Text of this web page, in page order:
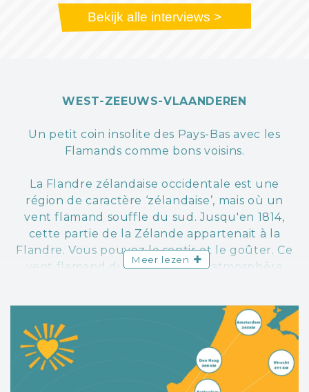
Bekijk alle interviews >
WEST-ZEEUWS-VLAANDEREN
Un petit coin insolite des Pays-Bas avec les
Flamands comme bons voisins.
La Flandre zélandaise occidentale est une
région de caractère ‘zélandaise’, mais où un
vent flamand souffle du sud. Jusqu'en 1814,
cette partie de la Zélande appartenait à la
Flandre. Vous pouvez le sentir et le goûter. Ce
vent flamand du sud crée une atmosphère
La Flandre zélandaise occidentale offre le
meilleur des deux mondes. Une histoire
culturelle riche, des villes et villages
pittoresques, des kilomètres de plages de sable,
des jolies pistes cyclables, une nature sauvage,
Meer lezen